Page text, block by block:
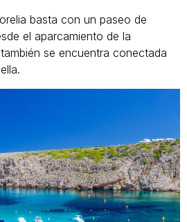
basta con un paseo de
el aparcamiento de la
se encuentra conectada